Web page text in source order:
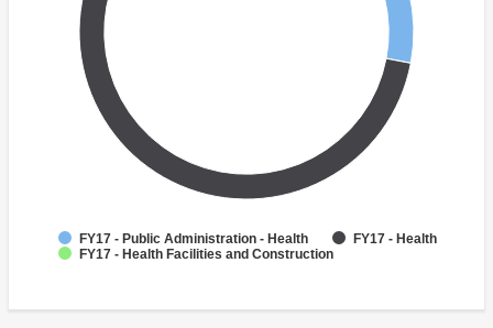
FY17 - Public Administration - Health
FY17 - Health
FY17 - Health Facilities and Construction